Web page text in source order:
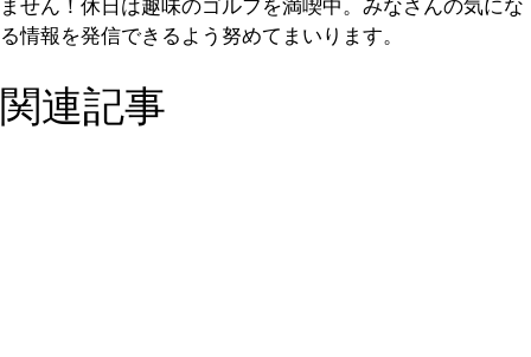
ません！休日は趣味のゴルフを満喫中。みなさんの気にな
る情報を発信できるよう努めてまいります。
関連記事